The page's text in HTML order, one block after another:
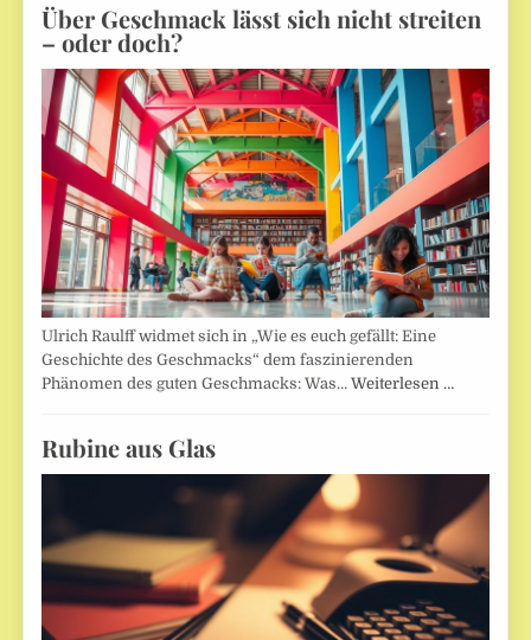
Über Geschmack lässt sich nicht streiten
– oder doch?
Ulrich Raulff widmet sich in „Wie es euch gefällt: Eine
Geschichte des Geschmacks“ dem faszinierenden
Phänomen des guten Geschmacks: Was…Weiterlesen …
Rubine aus Glas